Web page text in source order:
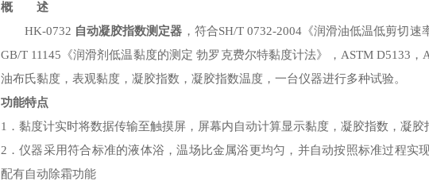
概 述
HK-0732 自动凝胶指数测定器 ，符合SH/T 0732-2004《润滑油低温低剪切
GB/T 11145《润滑剂低温黏度的测定 勃罗克费尔特黏度计法》，ASTM D5133
油布氏黏度，表观黏度，凝胶指数，凝胶指数温度，一台仪器进行多种试验。
功能特点
1．黏度计实时将数据传输至触摸屏，屏幕内自动计算显示黏度，凝胶指数，凝胶
2．仪器采用符合标准的液体浴，温场比金属浴更均匀，并自动按照标准过程实
配有自动除霜功能